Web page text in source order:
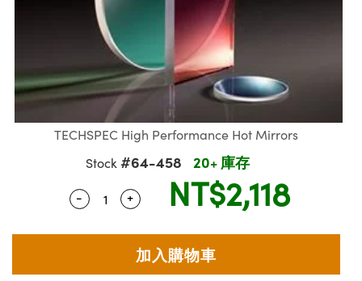
| 紅外線光學產品
| 光纖
Sputtering) Coated Optics |
鍍）鍍膜光學元件
Elements (DOE) | 繞射光學
Isolators | 晶體和隔離器
| 雷射稜鏡
Lighting |顯微鏡照明
體視顯微鏡系統
Filters | 顯微鏡濾光片
Lenses | 變焦鏡頭模組
| 顯微鏡標靶
Stage Micrometers | 刻劃板或鏡
| Pixelink 相機
and Optomechanics | 相
Tools | 量測工具
Components | 主動光學元件
and Detection
Production
Tomography
Development Systems
Optical Company
and Production | 清倉實驗室
and Detection
and Production | 重新認證實
TECHSPEC High Performance Hot Mirrors
Stock #64-458 20+ 庫存
Quantity Selector
- Use the plus and minus buttons to
+ NT$2,118